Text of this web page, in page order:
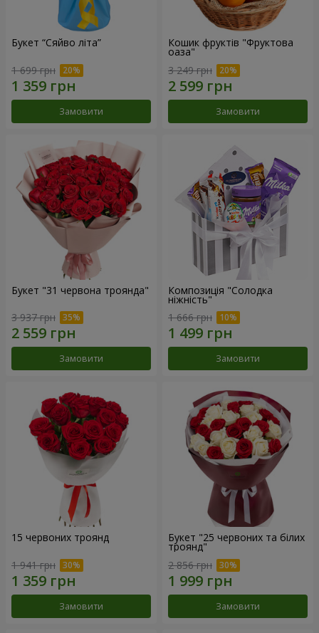
Букет “Сяйво літа”
1 699 грн
Замовити
Кошик фруктів "Фруктова
оаза"
3 249 грн
Замовити
Букет "31 червона троянда"
3 937 грн
Замовити
Композиція "Солодка
ніжність"
1 666 грн
Замовити
15 червоних троянд
1 941 грн
Замовити
Букет "25 червоних та білих
троянд"
2 856 грн
Замовити